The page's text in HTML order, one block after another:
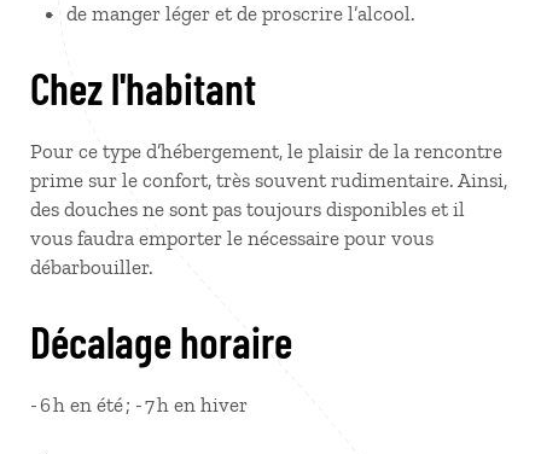
de manger léger et de proscrire l’alcool.
Chez l'habitant
Pour ce type d’hébergement, le plaisir de la rencontre
prime sur le confort, très souvent rudimentaire. Ainsi,
des douches ne sont pas toujours disponibles et il
vous faudra emporter le nécessaire pour vous
débarbouiller.
Décalage horaire
- 6 h en été ; - 7 h en hiver